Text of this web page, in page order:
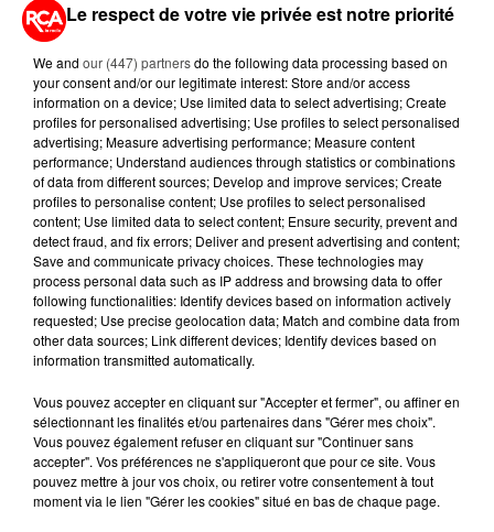
A LIRE AUSSI...
6 août 2026
MÉGOTS ET FEUX DE FORÊT : LES
INDUSTRIELS DU TABAC BIENTÔT
TAXÉS...
5 août 2026
MANGER SAINEMENT COÛTE 25 %
PLUS CHER QU'IL Y A CINQ ANS,
ALERTE L’ONU
5 août 2026
QUELLES SONT LES MARQUES QUI
3 août 2026
ASSURANCES : TOUT SAVOIR
SUR L'AUGMENTATION DE LA «
Le respect de votre vie privée est notre priorité
We and our (447) partnersdo the following data processing based on
your consent and/or our legitimate interest: Store and/or access
information on a device; Use limited data to select advertising; Create
profiles for personalised advertising; Use profiles to select personalised
advertising; Measure advertising performance; Measure content
performance; Understand audiences through statistics or combinations
of data from different sources; Develop and improve services; Create
profiles to personalise content; Use profiles to select personalised
content; Use limited data to select content; Ensure security, prevent and
detect fraud, and fix errors; Deliver and present advertising and content;
Save and communicate privacy choices. These technologies may
process personal data such as IP address and browsing data to offer
following functionalities: Identify devices based on information actively
requested; Use precise geolocation data; Match and combine data from
other data sources; Link different devices; Identify devices based on
information transmitted automatically.
Vous pouvez accepter en cliquant sur "Accepter et fermer", ou affiner en
sélectionnant les finalités et/ou partenaires dans "Gérer mes choix".
Vous pouvez également refuser en cliquant sur "Continuer sans
accepter". Vos préférences ne s'appliqueront que pour ce site. Vous
pouvez mettre à jour vos choix, ou retirer votre consentement à tout
moment via le lien "Gérer les cookies" situé en bas de chaque page.